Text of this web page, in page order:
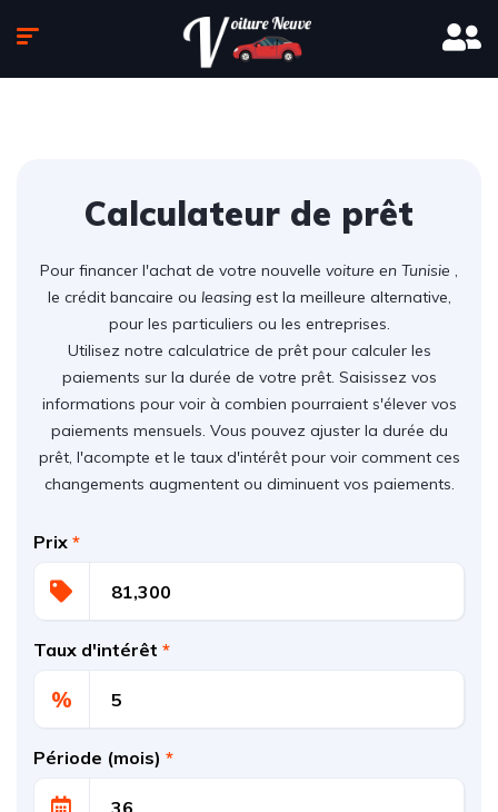
Calculateur de prêt
Pour financer l'achat de votre nouvelle voiture en Tunisie ,
le crédit bancaire ou leasingest la meilleure alternative,
pour les particuliers ou les entreprises.
Utilisez notre calculatrice de prêt pour calculer les
paiements sur la durée de votre prêt. Saisissez vos
informations pour voir à combien pourraient s'élever vos
paiements mensuels. Vous pouvez ajuster la durée du
prêt, l'acompte et le taux d'intérêt pour voir comment ces
changements augmentent ou diminuent vos paiements.
Prix *
Taux d'intérêt *
%
Période (mois) *